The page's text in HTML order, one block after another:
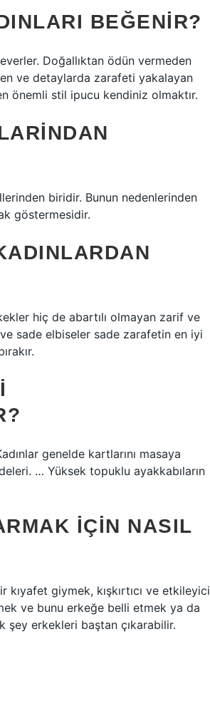
BEĞENIR?
Doğallıktan ödün vermeden
ve detaylarda zarafeti yakalayan
önemli stil ipucu kendiniz olmaktır.
biridir. Bunun nedenlerinden
göstermesidir.
hiç de abartılı olmayan zarif ve
sade elbiseler sade zarafetin en iyi
genelde kartlarını masaya
… Yüksek topuklu ayakkabıların
IÇIN NASIL
giymek, kışkırtıcı ve etkileyici
ve bunu erkeğe belli etmek ya da
erkekleri baştan çıkarabilir.